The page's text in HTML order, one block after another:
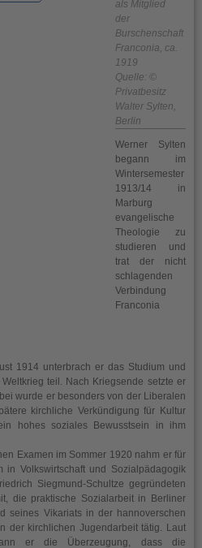
als Mitglied
der
Burschenschaft
Franconia, ca.
1919
Quelle: ©
Privatbesitz
Walter Sylten,
Berlin
Werner Sylten
begann im
Wintersemester
1913/14 in
Marburg
evangelische
Theologie zu
studieren und
trat der nicht
schlagenden
Verbindung
Franconia
1914 unterbrach er das Studium und
teil. Nach Kriegsende setzte er
wurde er besonders von der Liberalen
kirchliche Verkündigung für Kultur
hohes soziales Bewusstsein in ihm
Examen im Sommer 1920 nahm er für
in Volkswirtschaft und Sozialpädagogik
Siegmund-Schultze gegründeten
die praktische Sozialarbeit in Berliner
seines Vikariats in der hannoverschen
der kirchlichen Jugendarbeit tätig. Laut
er die Überzeugung, dass die